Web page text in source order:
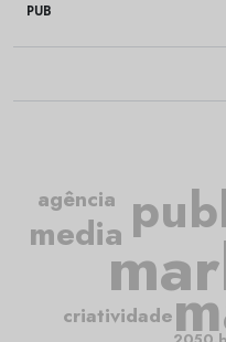
PUB
criatividade
media
agência